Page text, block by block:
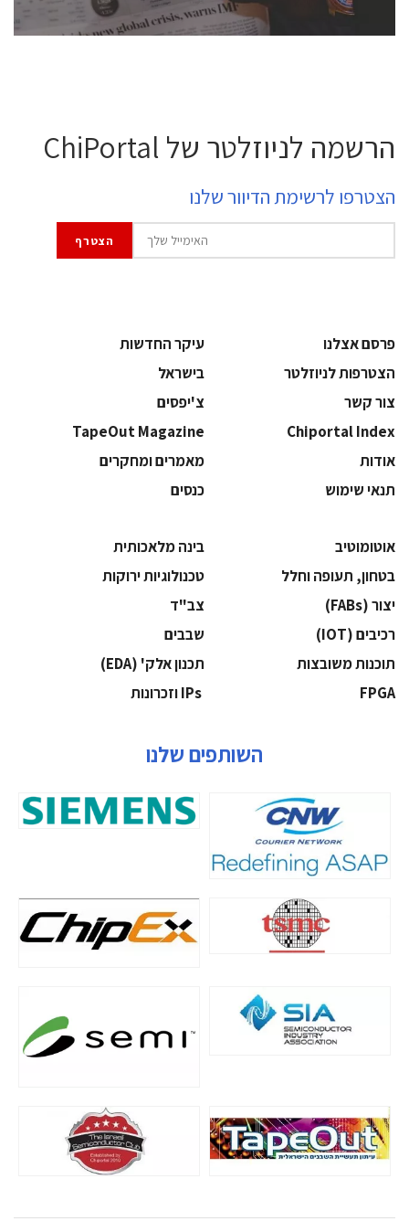
הרשמה לניוזלטר של ChiPortal
הצטרפו לרשימת הדיוור שלנו
פרסם אצלנו
עיקר החדשות
הצטרפות לניוזלטר
בישראל
צור קשר
צ'יפסים
Chiportal Index
TapeOut Magazine
אודות
מאמרים ומחקרים
תנאי שימוש
כנסים
אוטומוטיב
בינה מלאכותית
בטחון, תעופה וחלל
‫טכנולוגיות ירוקות‬
‫יצור (‪(FABs‬‬
‫צב"ד‬
‫רכיבים‬ (IOT)
‫שבבים‬
‫תוכנות משובצות‬
‫תכנון אלק' (‪(EDA‬‬
‫‪FPGA‬‬
השותפים שלנו